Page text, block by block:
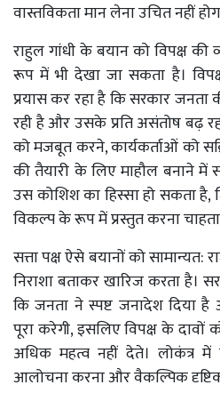
वास्तविकता मान लेना उचित नहीं
राहुल गांधी के बयान को विपक्ष की
रूप में भी देखा जा सकता है।
प्रयास कर रहा है कि सरकार जनता
रही है और उसके प्रति असंतोष बढ़
को मजबूत करने, कार्यकर्ताओं को
की तैयारी के लिए माहौल बनाने में
उस कोशिश का हिस्सा हो सकता
विकल्प के रूप में प्रस्तुत करना
सत्ता पक्ष ऐसे बयानों को सामान्यत:
निराशा बताकर खारिज करता है।
कि जनता ने स्पष्ट जनादेश दिया
पूरा करेगी, इसलिए विपक्ष के दावों
अधिक महत्व नहीं देते। लोकंत्र
आलोचना करना और वैकल्पिक